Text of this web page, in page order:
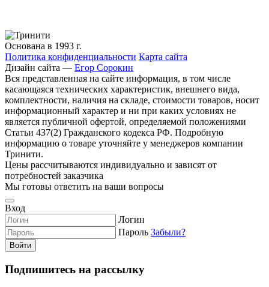
Основана в 1993 г.
Политика конфиденциальности Карта сайта
Дизайн сайта — Егор Сорокин
Вся представленная на сайте информация, в том числе
касающаяся технических характеристик, внешнего вида,
комплектности, наличия на складе, стоимости товаров, носит
информационный характер и ни при каких условиях не
является публичной офертой, определяемой положениями
Статьи 437(2) Гражданского кодекса РФ. Подробную
информацию о товаре уточняйте у менеджеров компании
Тринити.
Цены рассчитываются индивидуально и зависят от
потребностей заказчика
Мы готовы ответить на ваши вопросы
Вход
Логин
Пароль Забыли?
Войти
Подпишитесь на рассылку